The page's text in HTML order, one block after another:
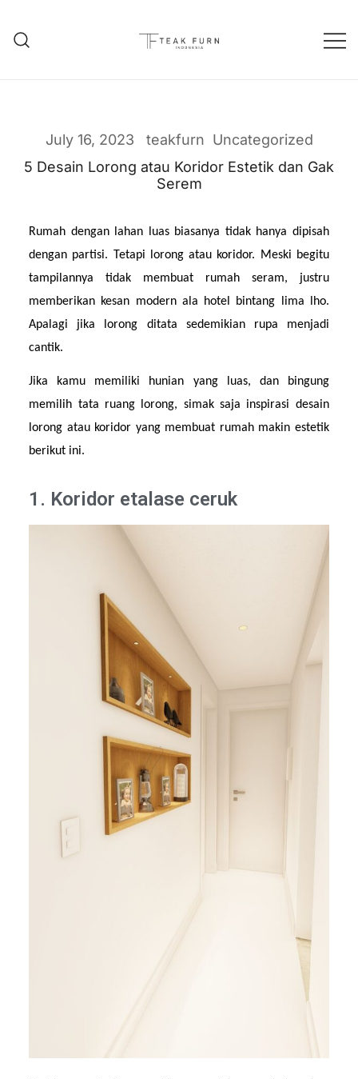
July 16, 2023 teakfurn Uncategorized
5 Desain Lorong atau Koridor Estetik dan Gak
Serem
Rumah dengan lahan luas biasanya tidak hanya dipisah
dengan partisi. Tetapi lorong atau koridor. Meski begitu
tampilannya tidak membuat rumah seram, justru
memberikan kesan modern ala hotel bintang lima lho.
Apalagi jika lorong ditata sedemikian rupa menjadi
cantik.
Jika kamu memiliki hunian yang luas, dan bingung
memilih tata ruang lorong, simak saja inspirasi desain
lorong atau koridor yang membuat rumah makin estetik
berikut ini.
1. Koridor etalase ceruk